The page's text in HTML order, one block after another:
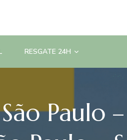
RESGATE 24H
Paulo –